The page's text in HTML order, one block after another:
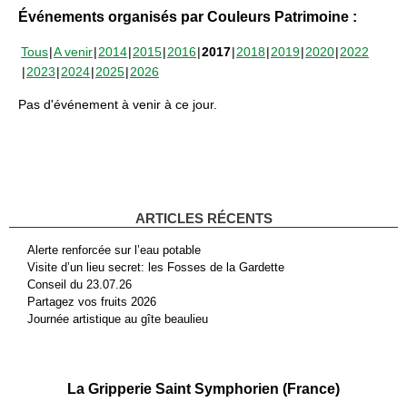
Événements organisés par Couleurs Patrimoine :
Tous A venir 2014 2015 2016 2017 2018 2019 2020 2022
2023 2024 2025 2026
Pas d'événement à venir à ce jour.
ARTICLES RÉCENTS
Alerte renforcée sur l’eau potable
Visite d’un lieu secret: les Fosses de la Gardette
Conseil du 23.07.26
Partagez vos fruits 2026
Journée artistique au gîte beaulieu
La Gripperie Saint Symphorien (France)